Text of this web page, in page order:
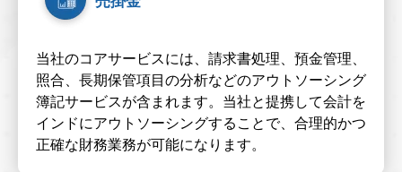
当社のコアサービスには、請求書処理、預金管理、
照合、長期保管項目の分析などのアウトソーシング
簿記サービスが含まれます。当社と提携して会計を
インドにアウトソーシングすることで、合理的かつ
正確な財務業務が可能になります。